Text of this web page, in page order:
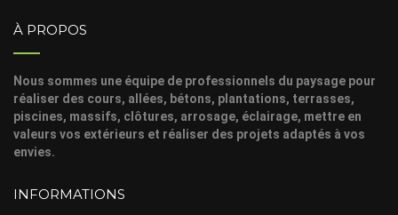
À PROPOS
Nous sommes une équipe de professionnels du paysage pour
réaliser des cours, allées, bétons, plantations, terrasses,
piscines, massifs, clôtures, arrosage, éclairage, mettre en
valeurs vos extérieurs et réaliser des projets adaptés à vos
envies.
INFORMATIONS